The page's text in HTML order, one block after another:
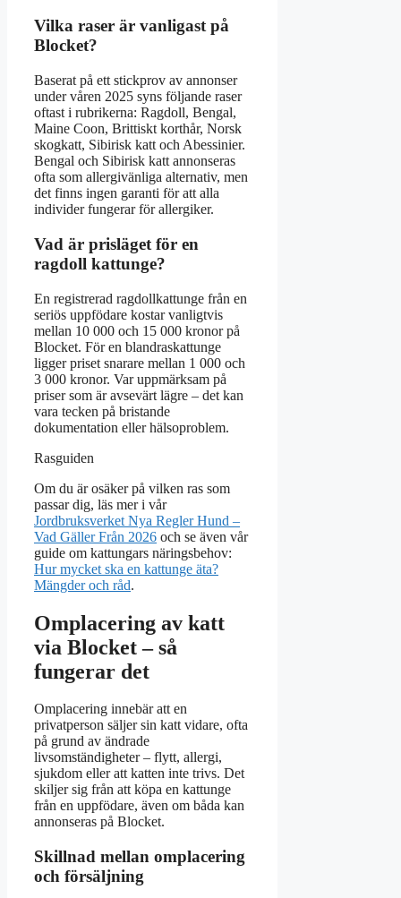
Vilka raser är vanligast på
Blocket?
Baserat på ett stickprov av annonser
under våren 2025 syns följande raser
oftast i rubrikerna: Ragdoll, Bengal,
Maine Coon, Brittiskt korthår, Norsk
skogkatt, Sibirisk katt och Abessinier.
Bengal och Sibirisk katt annonseras
ofta som allergivänliga alternativ, men
det finns ingen garanti för att alla
individer fungerar för allergiker.
Vad är prisläget för en
ragdoll kattunge?
En registrerad ragdollkattunge från en
seriös uppfödare kostar vanligtvis
mellan 10 000 och 15 000 kronor på
Blocket. För en blandraskattunge
ligger priset snarare mellan 1 000 och
3 000 kronor. Var uppmärksam på
priser som är avsevärt lägre – det kan
vara tecken på bristande
dokumentation eller hälsoproblem.
Rasguiden
Om du är osäker på vilken ras som
passar dig, läs mer i vår
Jordbruksverket Nya Regler Hund –
Vad Gäller Från 2026 och se även vår
guide om kattungars näringsbehov:
Hur mycket ska en kattunge äta?
Mängder och råd.
Omplacering av katt
via Blocket – så
fungerar det
Omplacering innebär att en
privatperson säljer sin katt vidare, ofta
på grund av ändrade
livsomständigheter – flytt, allergi,
sjukdom eller att katten inte trivs. Det
skiljer sig från att köpa en kattunge
från en uppfödare, även om båda kan
annonseras på Blocket.
Skillnad mellan omplacering
och försäljning